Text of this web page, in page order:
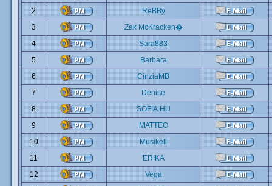
2
ReBBy
3
Zak McKracken�
4
Sara883
5
Barbara
6
CinziaMB
7
Denise
8
SOFIA.HU
9
MATTEO
10
Musikell
11
ERIKA
12
Vega